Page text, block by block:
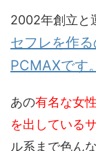
2002年創立と
セフレを作
PCMAXです
あの有名な女
を出している
ル系まで色ん